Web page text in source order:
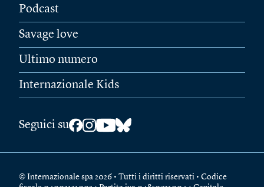
Podcast
Savage love
Ultimo numero
Internazionale Kids
Seguici su
© Internazionale spa 2026 • Tutti i diritti riservati • Codice